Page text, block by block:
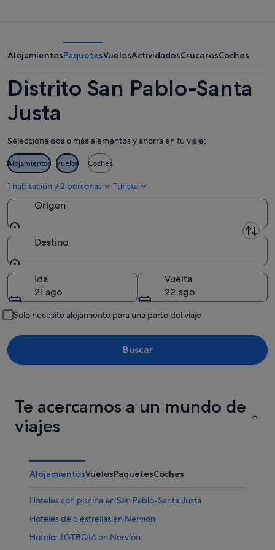
noche,
ago
-
8
ago
para
por
la
noche,
8
-
9
ago
Santa
para
este
fin
de
7
ago
-
9
AlojamientosPaquetesVuelosActividadesCrucerosCoches
Distrito San Pablo-Santa
Justa
Selecciona dos o más elementos y ahorra en tu viaje:
Alojamientos Vuelos Coches
1 habitación y 2 personas Turista
Origen
Origen
Destino
Destino
Ida
21 ago
Vuelta
22 ago
Solo necesito alojamiento para una parte del viaje
Buscar
Te acercamos a un mundo de
viajes
AlojamientosVuelosPaquetesCoches
Hoteles con piscina en San Pablo-Santa Justa
Hoteles de 5 estrellas en Nervión
Hoteles LGTBQIA en Nervión